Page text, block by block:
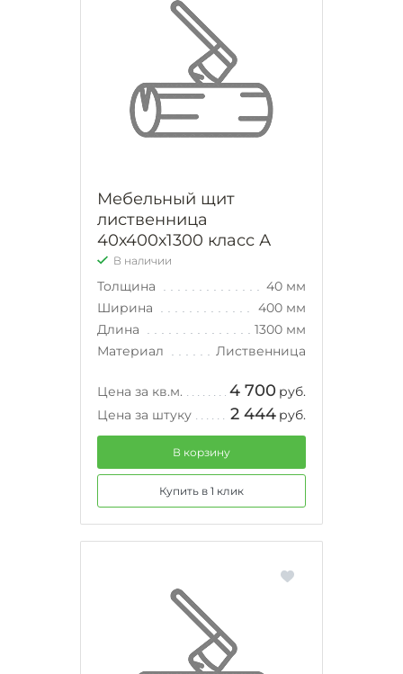
Мебельный щит
лиственница
40х400х1300 класс А
В наличии
Толщина
40 мм
Ширина
400 мм
Длина
1300 мм
Материал
Лиственница
Цена за кв.м. 4 700 руб.
Цена за штуку
2 444 руб.
В корзину
Купить в 1 клик